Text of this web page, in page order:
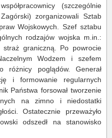
(szczególnie
zorganizowali Sztab
Wojskowych. Szef sztabu
rodzajów wojska m.in.:
straż graniczną. Po powrocie
Wodzem i szefem
różnicy poglądów. Generał
i formowanie regularnych
Państwa forsował tworzenie
na zimno i niedostatki
Ostatecznie przeważyło
odszedł na stanowisko